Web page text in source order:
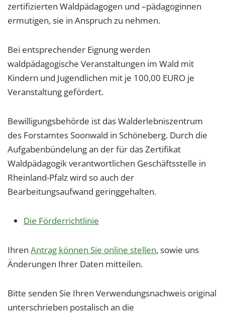
zertifizierten Waldpädagogen und –pädagoginnen
ermutigen, sie in Anspruch zu nehmen.
Bei entsprechender Eignung werden
waldpädagogische Veranstaltungen im Wald mit
Kindern und Jugendlichen mit je 100,00 EURO je
Veranstaltung gefördert.
Bewilligungsbehörde ist das Walderlebniszentrum
des Forstamtes Soonwald in Schöneberg. Durch die
Aufgabenbündelung an der für das Zertifikat
Waldpädagogik verantwortlichen Geschäftsstelle in
Rheinland-Pfalz wird so auch der
Bearbeitungsaufwand geringgehalten.
Die Förderrichtlinie
Ihren Antrag können Sie online stellen, sowie uns
Änderungen Ihrer Daten mitteilen.
Bitte senden Sie Ihren Verwendungsnachweis original
unterschrieben postalisch an die